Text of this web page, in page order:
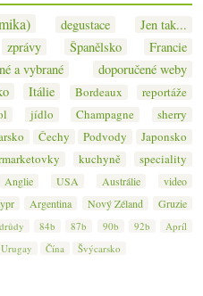
degustace
Jen tak...
zprávy Španělsko
Francie
a vybrané
doporučené weby
Itálie Bordeaux
reportáže
jídlo Champagne
sherry
Čechy Podvody
Japonsko
kuchyně
speciality
Anglie USA Austrálie
video
Argentina Nový Zéland
Gruzie
84b 87b 90b 92b
Apríl
Urugay Čína Švýcarsko